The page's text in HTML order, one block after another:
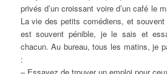
privés d’un croissant voire d’un café le
La vie des petits comédiens, et
est souvent pénible, je le sais et
chacun. Au bureau, tous les matins, je
: